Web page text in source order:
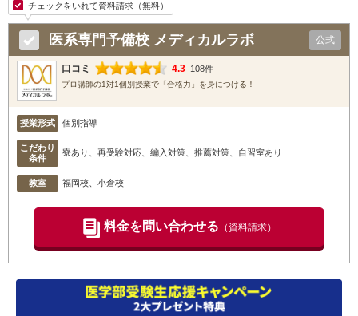
チェックをいれて資料請求（無料）
医系専門予備校 メディカルラボ 公式
口コミ 4.3 108件
プロ講師の1対1個別授業で「合格力」を身につける！
授業形式 個別指導
こだわり
条件
寮あり、再受験対応、編入対策、推薦対策、自習室あり
教室 福岡校 、小倉校
料金を問い合わせる （資料請求）